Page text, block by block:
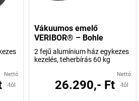
Nettó
-tól
Vákuumos emelő
VERIBOR® – Bohle
2 fejű alumínium ház egykezes
kezelés, teherbírás 60 kg
Nettó
26.290,- Ft -tól